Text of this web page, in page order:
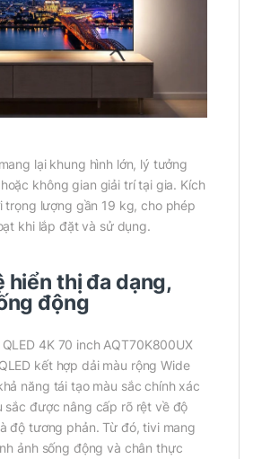
lại khung hình lớn, lý tưởng
không gian giải trí tại gia. Kích
trọng lượng gần 19 kg, cho phép
khi lắp đặt và sử dụng.
hiển thị đa dạng,
động
4K 70 inch AQT70K800UX
kết hợp dải màu rộng Wide
năng tái tạo màu sắc chính xác
sắc được nâng cấp rõ rệt về độ
độ tương phản. Từ đó, tivi mang
ảnh sống động và chân thực